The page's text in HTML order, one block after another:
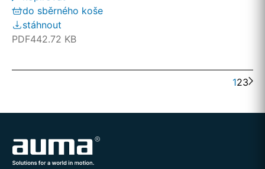
do sběrného koše
stáhnout
PDF442.72 KB
123